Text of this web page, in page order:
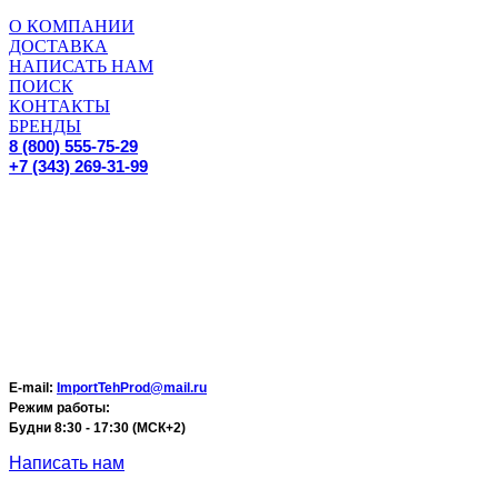
О КОМПАНИИ
ДОСТАВКА
НАПИСАТЬ НАМ
ПОИСК
КОНТАКТЫ
БРЕНДЫ
8 (800) 555-75-29
+7 (343) 269-31-99
E-mail: ImportTehProd@mail.ru
Режим работы:
Будни 8:30 - 17:30 (МСК+2)
Написать нам